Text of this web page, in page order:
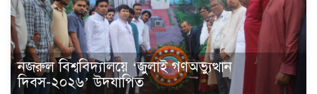
নজরুল বিশ্ববিদ্যালয়ে ‘জুলাই গণঅভ্যুত্থান
দিবস-২০২৬’ উদযাপিত